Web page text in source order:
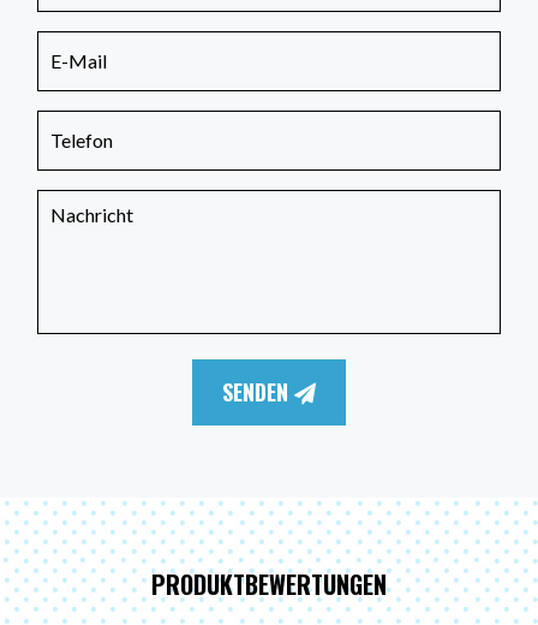
SENDEN
PRODUKTBEWERTUNGEN